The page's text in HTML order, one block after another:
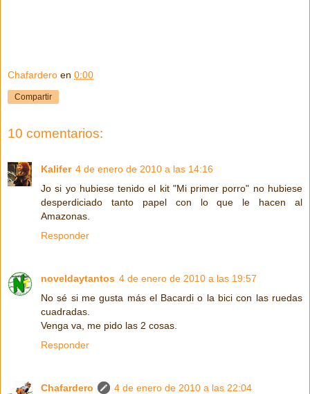
Chafardero en 0:00
Compartir
10 comentarios:
Kalifer 4 de enero de 2010 a las 14:16
Jo si yo hubiese tenido el kit "Mi primer porro" no hubiese
desperdiciado tanto papel con lo que le hacen al
Amazonas.
Responder
noveldaytantos 4 de enero de 2010 a las 19:57
No sé si me gusta más el Bacardi o la bici con las ruedas
cuadradas.
Venga va, me pido las 2 cosas.
Responder
Chafardero
4 de enero de 2010 a las 22:04